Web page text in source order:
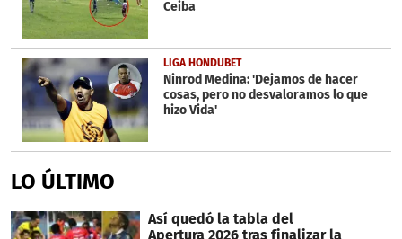
Ceiba
LIGA HONDUBET
Ninrod Medina: 'Dejamos de hacer
cosas, pero no desvaloramos lo que
hizo Vida'
LO ÚLTIMO
Así quedó la tabla del
Apertura 2026 tras finalizar la